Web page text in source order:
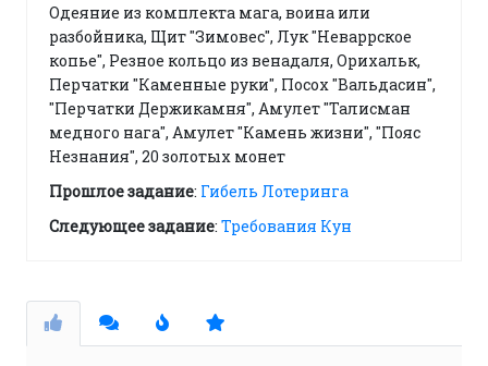
Одеяние из комплекта мага, воина или
разбойника, Щит "Зимовес", Лук "Неваррское
копье", Резное кольцо из венадаля, Орихальк,
Перчатки "Каменные руки", Посох "Вальдасин",
"Перчатки Держикамня", Амулет "Талисман
медного нага", Амулет "Камень жизни", "Пояс
Незнания", 20 золотых монет
Прошлое задание: Гибель Лотеринга
Следующее задание:Требования Кун